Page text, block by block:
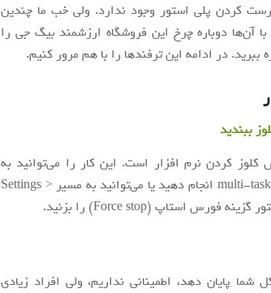
کردن پلی استور وجود ندارد. ولی خب ما چندین
با آن‌ها دوباره چرخ این فروشگاه ارزشمند بیگ جی را
ببرید. در ادامه این ترفندها را با هم مرور کنیم.
ببندید
کردن نرم افزار است. این کار را می‌توانید به
راحتی و با رفتن به قسمت multi-tasking app switcher انجام دهید یا می‌توانید به مسیر Settings >
شما پایان دهد، اطمینانی نداریم، ولی افراد زیادی